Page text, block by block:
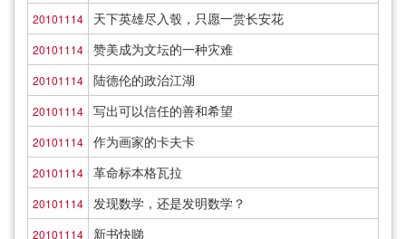
20101114 天下英雄尽入彀，只愿一赏长安花
20101114 赞美成为文坛的一种灾难
20101114 陆德伦的政治江湖
20101114 写出可以信任的善和希望
20101114 作为画家的卡夫卡
20101114 革命标本格瓦拉
20101114 发现数学，还是发明数学？
20101114 新书快睇